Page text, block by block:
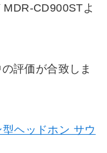
CD900STよ
評価が合致しま